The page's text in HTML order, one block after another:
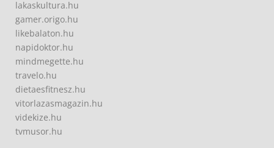
lakaskultura.hu
gamer.origo.hu
likebalaton.hu
napidoktor.hu
mindmegette.hu
travelo.hu
dietaesfitnesz.hu
vitorlazasmagazin.hu
videkize.hu
tvmusor.hu